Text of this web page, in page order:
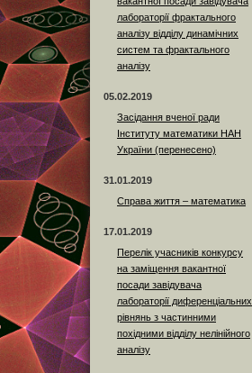
лабораторії фрактального
аналізу відділу динамічних
систем та фрактального
аналізу
05.02.2019
Засідання вченої ради
Інституту математики НАН
України (перенесено)
31.01.2019
Справа життя – математика
17.01.2019
Перелік учасників конкурсу
на заміщення вакантної
посади завідувача
лабораторії диференціальних
рівнянь з частинними
похідними відділу нелінійного
аналізу